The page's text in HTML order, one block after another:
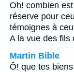
Oh! combien
réserve pour
témoignes à
A la vue des fils
Martin Bible
Ô! que tes